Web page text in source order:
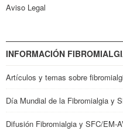
Aviso Legal
INFORMACIÓN
Artículos y temas sobre
Día Mundial de la Fibromialgia y
Difusión Fibromialgia y SFC/EM-